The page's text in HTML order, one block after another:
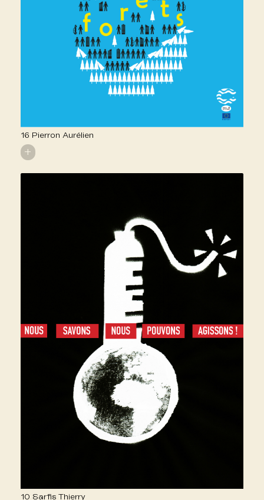
16 Pierron Aurélien
+
10 Sarfis Thierry